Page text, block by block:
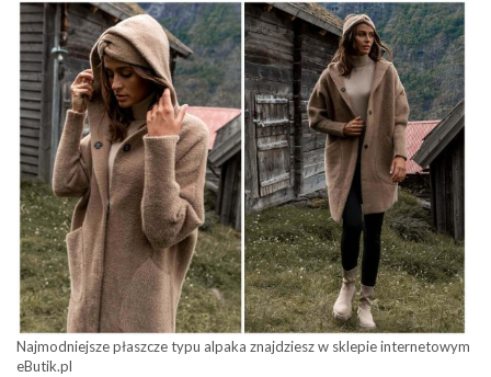
Najmodniejsze płaszcze typu alpaka znajdziesz w sklepie internetowym
eButik.pl